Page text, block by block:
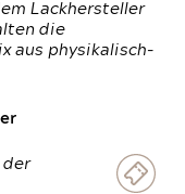
Lackhersteller
die
aus physikalisch-
der